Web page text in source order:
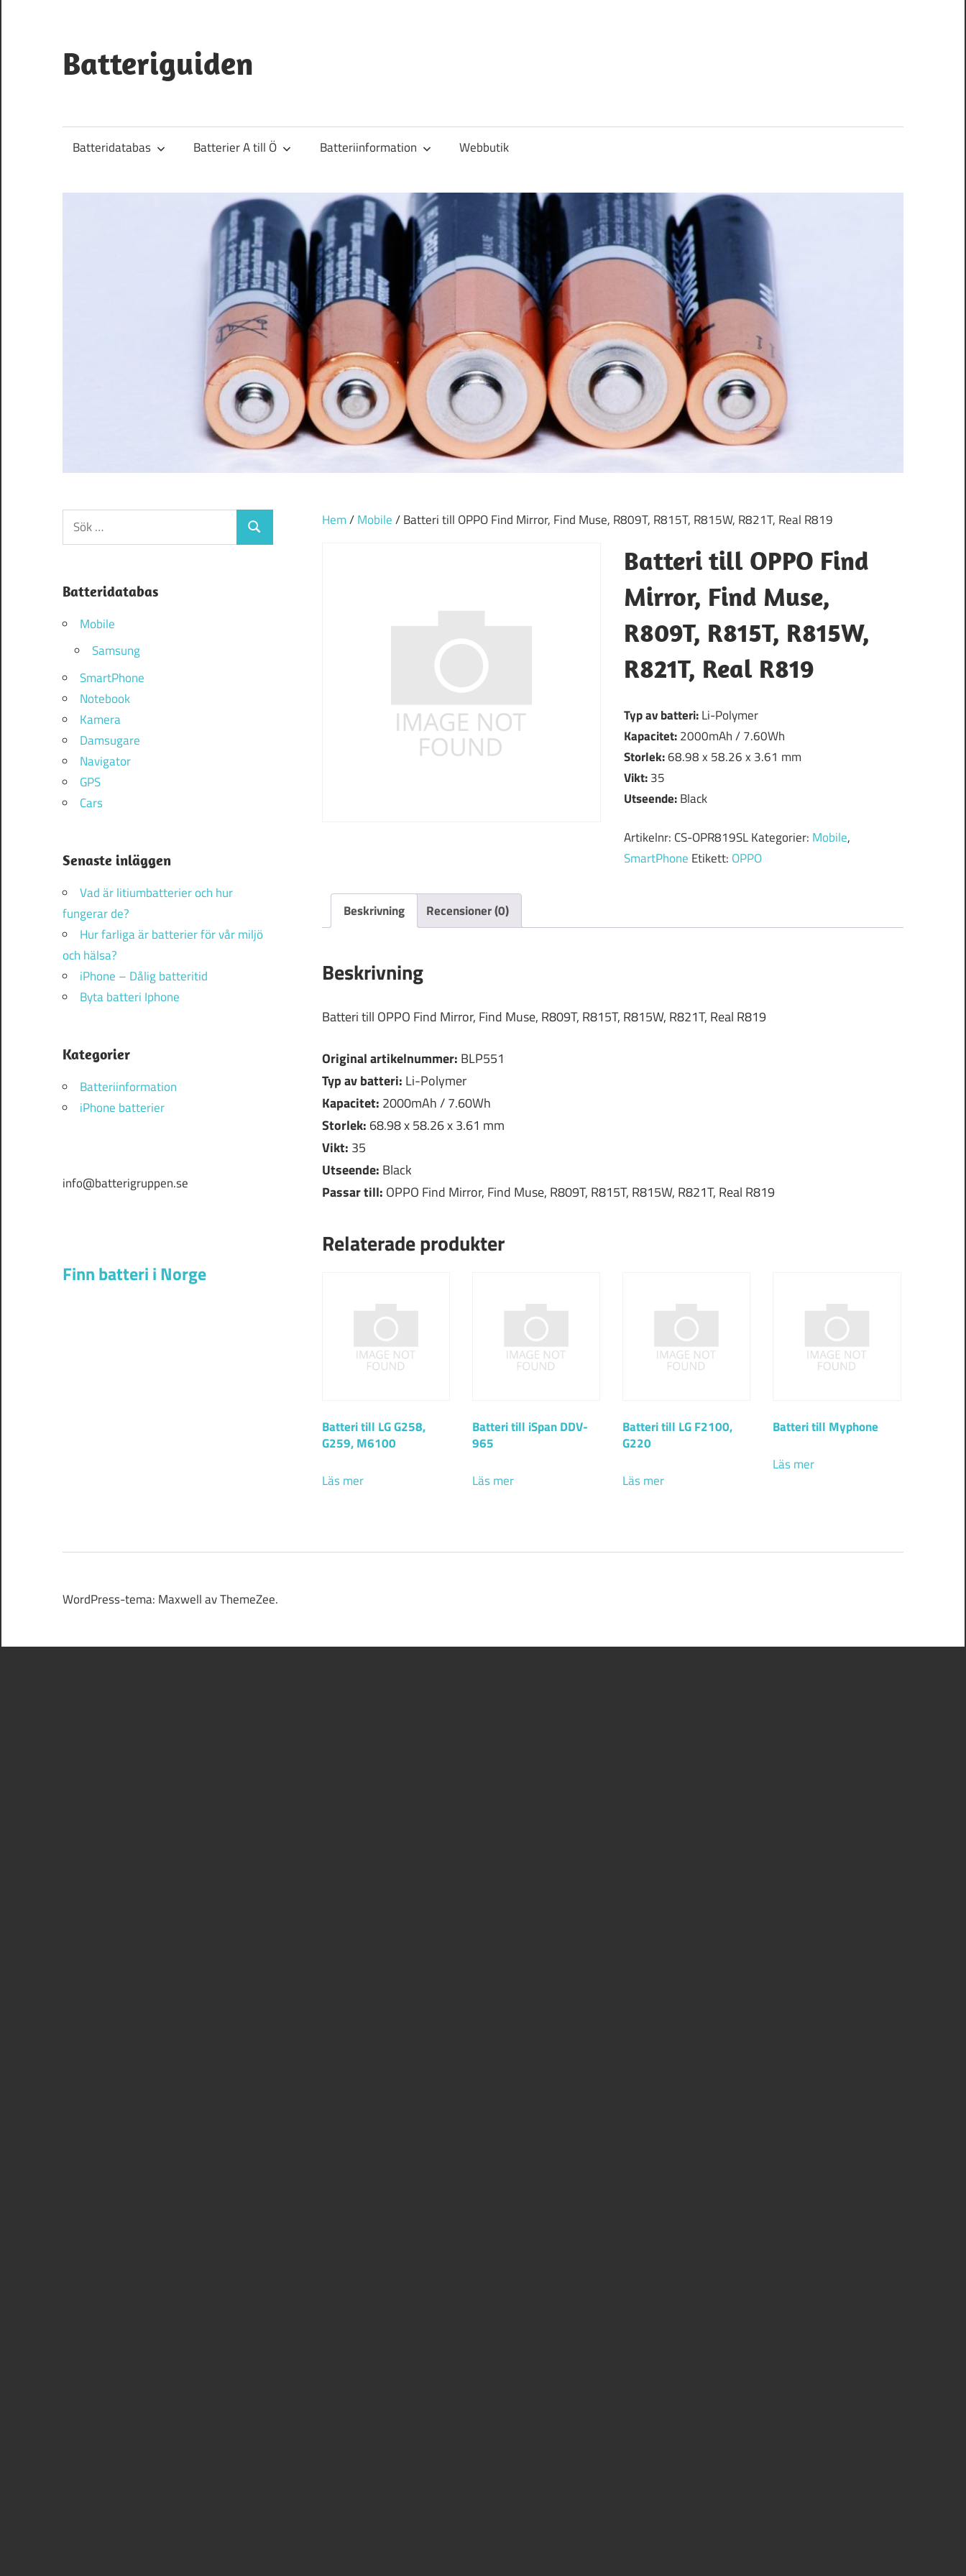
innehåll
Batteriguiden
Batteridatabas Batterier A till Ö Batteriinformation Webbutik
Hem/Mobile/ Batteri till OPPO Find Mirror, Find Muse, R809T, R815T, R815W, R821T, Real R819
Batteri till OPPO Find
Mirror, Find Muse,
R809T, R815T, R815W,
R821T, Real R819
Typ av batteri:Li-Polymer
Kapacitet:2000mAh / 7.60Wh
Storlek:68.98 x 58.26 x 3.61 mm
Vikt:35
Utseende:Black
Artikelnr: CS-OPR819SLKategorier: Mobile,
SmartPhone Etikett: OPPO
Beskrivning Recensioner (0)
Beskrivning
Batteri till OPPO Find Mirror, Find Muse, R809T, R815T, R815W, R821T, Real R819
Original artikelnummer: BLP551
Typ av batteri: Li-Polymer
Kapacitet: 2000mAh / 7.60Wh
Storlek: 68.98 x 58.26 x 3.61 mm
Vikt: 35
Utseende: Black
Passar till: OPPO Find Mirror, Find Muse, R809T, R815T, R815W, R821T, Real R819
Relaterade produkter
Batteri till LG G258,
G259, M6100
Läs mer
Batteri till iSpan DDV-
965
Läs mer
Batteri till LG F2100,
G220
Läs mer
Batteri till Myphone
Läs mer
Sök
efter:
Sök
Batteridatabas
Mobile
Samsung
SmartPhone
Notebook
Kamera
Damsugare
Navigator
GPS
Cars
Senaste inläggen
Vad är litiumbatterier och hur
fungerar de?
Hur farliga är batterier för vår miljö
och hälsa?
iPhone – Dålig batteritid
Byta batteri Iphone
Kategorier
Batteriinformation
iPhone batterier
info@batterigruppen.se
Finn batteri i Norge
WordPress-tema: Maxwell av ThemeZee.